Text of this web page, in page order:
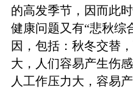
的高发季节，因而此
健康问题又有“悲秋综
因，包括：秋冬交替
大，人们容易产生伤
人工作压力大，容易